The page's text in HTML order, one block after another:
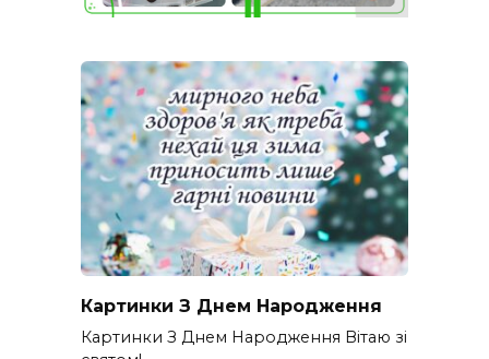
Картинки З Днем Народження
Картинки З Днем Народження Вітаю зі